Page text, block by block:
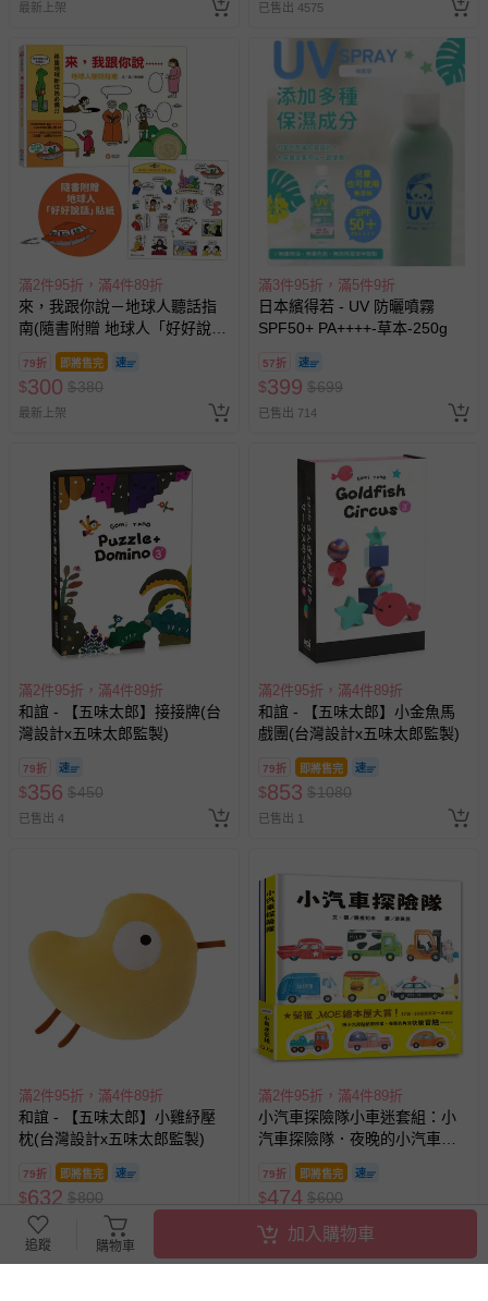
最新上架 已售出 4575
滿2件95折，滿4件89折
來，我跟你說－地球人聽話指
南(隨書附贈 地球人「好好說
話」貼紙)
79折 即將售完
$300 $380
最新上架
滿3件95折，滿5件9折
日本繽得若 - UV 防曬噴霧
SPF50+ PA++++-草本-250g
57折
$399 $699
已售出 714
滿2件95折，滿4件89折
和誼 - 【五味太郎】接接牌(台
灣設計x五味太郎監製)
79折
$356 $450
已售出 4
滿2件95折，滿4件89折
和誼 - 【五味太郎】小金魚馬
戲團(台灣設計x五味太郎監製)
79折 即將售完
$853 $1080
已售出 1
滿2件95折，滿4件89折
和誼 - 【五味太郎】小雞紓壓
枕(台灣設計x五味太郎監製)
79折 即將售完
$632 $800
已售出 1
滿2件95折，滿4件89折
小汽車探險隊小車迷套組：小
汽車探險隊．夜晚的小汽車探
險隊（加贈7張小汽車貼紙）
79折 即將售完
$474 $600
已售出 1
追蹤 購物車
加入購物車